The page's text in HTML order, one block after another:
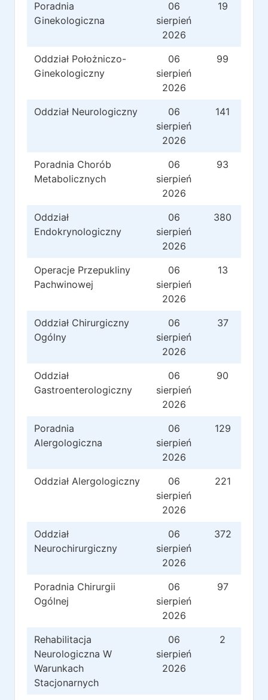
Poradnia
Ginekologiczna
06
sierpień
2026
19
Oddział Położniczo-
Ginekologiczny
06
sierpień
2026
99
Oddział Neurologiczny
06
sierpień
2026
141
Poradnia Chorób
Metabolicznych
06
sierpień
2026
93
Oddział
Endokrynologiczny
06
sierpień
2026
380
Operacje Przepukliny
Pachwinowej
06
sierpień
2026
13
Oddział Chirurgiczny
Ogólny
06
sierpień
2026
37
Oddział
Gastroenterologiczny
06
sierpień
2026
90
Poradnia
Alergologiczna
06
sierpień
2026
129
Oddział Alergologiczny
06
sierpień
2026
221
Oddział
Neurochirurgiczny
06
sierpień
2026
372
Poradnia Chirurgii
Ogólnej
06
sierpień
2026
97
Rehabilitacja
Neurologiczna W
Warunkach
Stacjonarnych
06
sierpień
2026
2